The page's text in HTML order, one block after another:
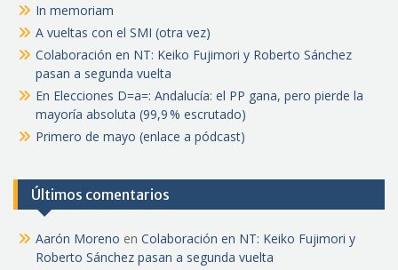
In memoriam
A vueltas con el SMI (otra vez)
Colaboración en NT: Keiko Fujimori y Roberto Sánchez
pasan a segunda vuelta
En Elecciones D=a=: Andalucía: el PP gana, pero pierde la
mayoría absoluta (99,9 % escrutado)
Primero de mayo (enlace a pódcast)
Últimos comentarios
Aarón Moreno en Colaboración en NT: Keiko Fujimori y
Roberto Sánchez pasan a segunda vuelta